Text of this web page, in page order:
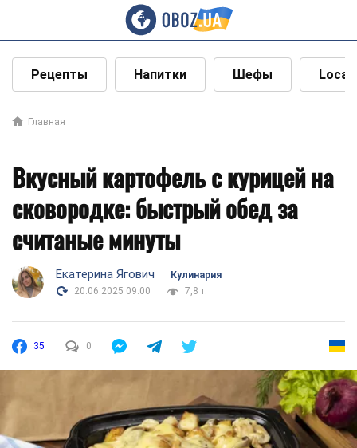
Рецепты Напитки Шефы Local
Главная
Вкусный картофель с курицей на
сковородке: быстрый обед за
считаные минуты
Екатерина Ягович
Кулинария
20.06.2025 09:00
7,8 т.
35 0